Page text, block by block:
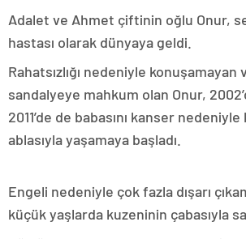
Adalet ve Ahmet çiftinin oğlu Onur,
hastası olarak dünyaya geldi.
Rahatsızlığı nedeniyle
sandalyeye mahkum olan Onur,
2011’de de babasını kanser
ablasıyla yaşamaya başladı.
Engeli nedeniyle çok fazla dışarı
küçük yaşlarda kuzeninin çabasıyla